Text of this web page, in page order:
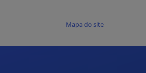
Mapa do site